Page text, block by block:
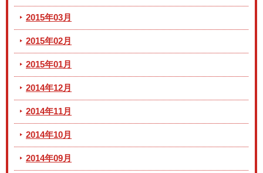
2015年03月
2015年02月
2015年01月
2014年12月
2014年11月
2014年10月
2014年09月